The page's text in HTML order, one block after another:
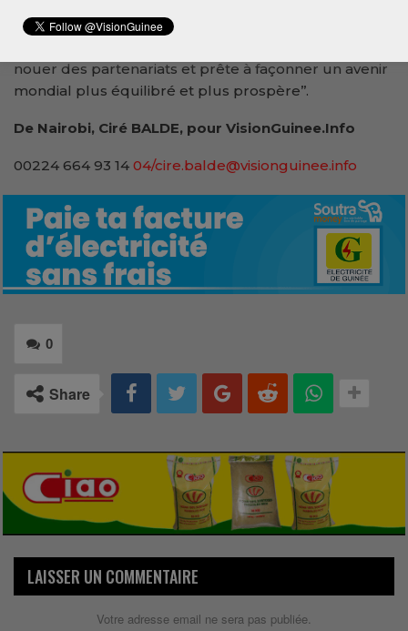
Nairobi, nous adressons un message très clair au
nouer des partenariats et prête à façonner un avenir
mondial plus équilibré et plus prospère’’.
De Nairobi, Ciré BALDE, pour VisionGuinee.Info
00224 664 93 14 04/cire.balde@visionguinee.info
0
Share
LAISSER UN COMMENTAIRE
Votre adresse email ne sera pas publiée.